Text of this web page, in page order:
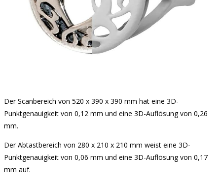
Der Scanbereich von 520 x 390 x 390 mm hat eine 3D-
Punktgenauigkeit von 0,12 mm und eine 3D-Auflösung von 0,26
mm.
Der Abtastbereich von 280 x 210 x 210 mm weist eine 3D-
Punktgenauigkeit von 0,06 mm und eine 3D-Auflösung von 0,17
mm auf.